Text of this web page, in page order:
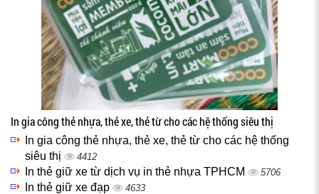
In gia công thẻ nhựa, thẻ xe, thẻ từ cho các hệ thống siêu thị
In gia công thẻ nhựa, thẻ xe, thẻ từ cho các hệ thống
siêu thị
4412
In thẻ giữ xe từ dịch vụ in thẻ nhựa TPHCM 5706
In thẻ giữ xe đạp 4633